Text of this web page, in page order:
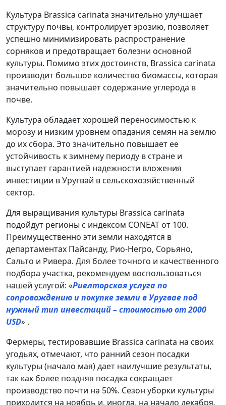
Культура Brassica carinata значительно улучшает
структуру почвы, контролирует эрозию, позволяет
успешно минимизировать распространение
сорняков и предотвращает болезни основной
культуры. Помимо этих достоинств, Brassica carinata
производит большое количество биомассы, которая
значительно повышает содержание углерода в
почве.
Культура обладает хорошей переносимостью к
морозу и низким уровнем опадания семян на землю
до их сбора. Это значительно повышает ее
устойчивость к зимнему периоду в стране и
выступает гарантией надежности вложения
инвестиции в Уругвай в сельскохозяйственный
сектор.
Для выращивания культуры Brassica carinata
подойдут регионы с индексом CONEAT от 100.
Преимущественно эти земли находятся в
департаментах Пайсанду, Рио-Негро, Сорьяно,
Сальто и Ривера. Для более точного и качественного
подбора участка, рекомендуем воспользоваться
нашей услугой: «Риелторская услуга по
сопровождению и покупке земли в Уругвае под
нужный тип инвестиций – стоимостью от 2000
USD» .
Фермеры, тестировавшие Brassica carinata на своих
угодьях, отмечают, что ранний сезон посадки
культуры (начало мая) дает наилучшие результаты,
так как более поздняя посадка сокращает
производство почти на 50%. Сезон уборки культуры
приходится на ноябрь и, иногда, на начало декабря,